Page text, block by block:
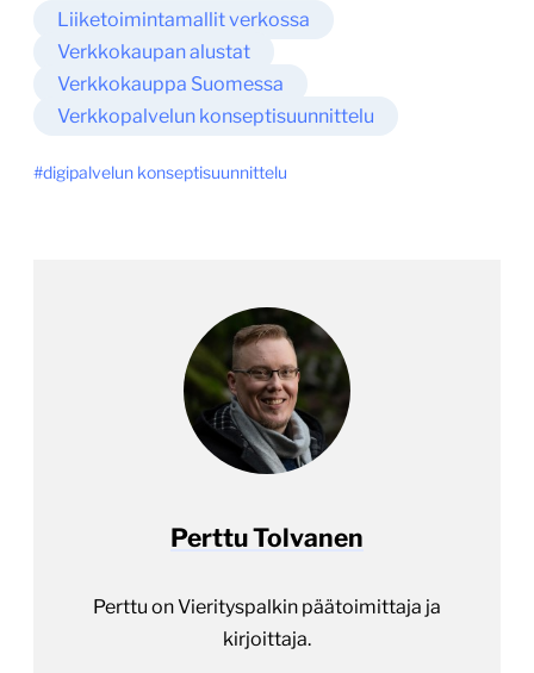
Liiketoimintamallit verkossa
Verkkokaupan alustat
Verkkokauppa Suomessa
Verkkopalvelun konseptisuunnittelu
digipalvelun konseptisuunnittelu
Perttu Tolvanen
Perttu on Vierityspalkin päätoimittaja ja
kirjoittaja.